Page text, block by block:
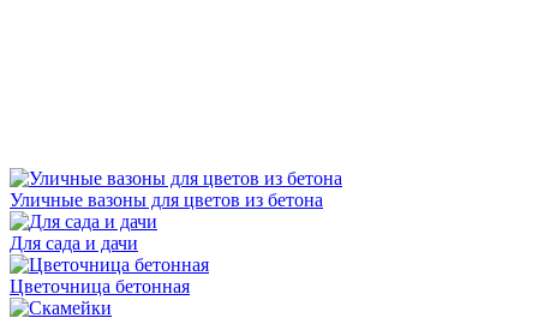
Уличные вазоны для цветов из бетона
Для сада и дачи
Цветочница бетонная